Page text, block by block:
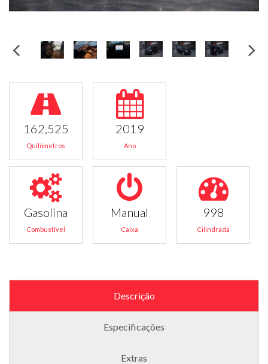
162,525
Quilómetros
2019
Ano
Gasolina
Combustível
Manual
Caixa
998
Cilindrada
Descrição
Especificações
Extras